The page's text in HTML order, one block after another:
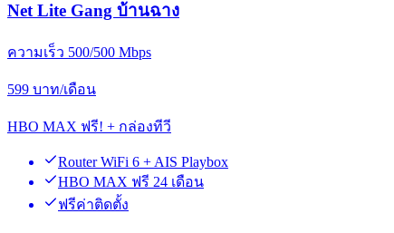
Net Lite Gang บ้านฉาง
ความเร็ว 500/500 Mbps
599 บาท/เดือน
HBO MAX ฟรี! + กล่องทีวี
Router WiFi 6 + AIS Playbox
HBO MAX ฟรี 24 เดือน
ฟรีค่าติดตั้ง